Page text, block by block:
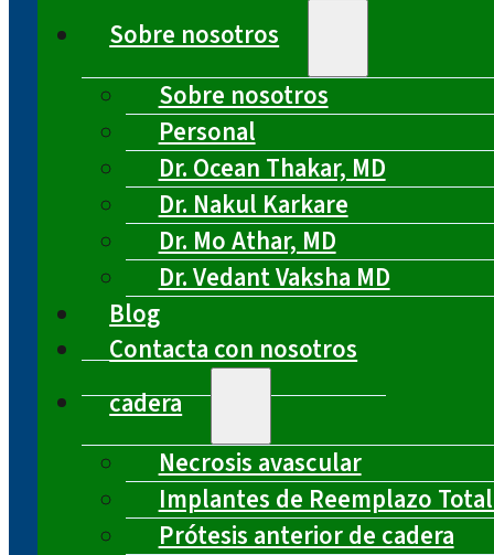
Sobre nosotros
Sobre nosotros
Personal
Dr. Ocean Thakar, MD
Dr. Nakul Karkare
Dr. Mo Athar, MD
Dr. Vedant Vaksha MD
Blog
Contacta con nosotros
cadera
Necrosis avascular
Implantes de Reemplazo
Prótesis anterior de cadera